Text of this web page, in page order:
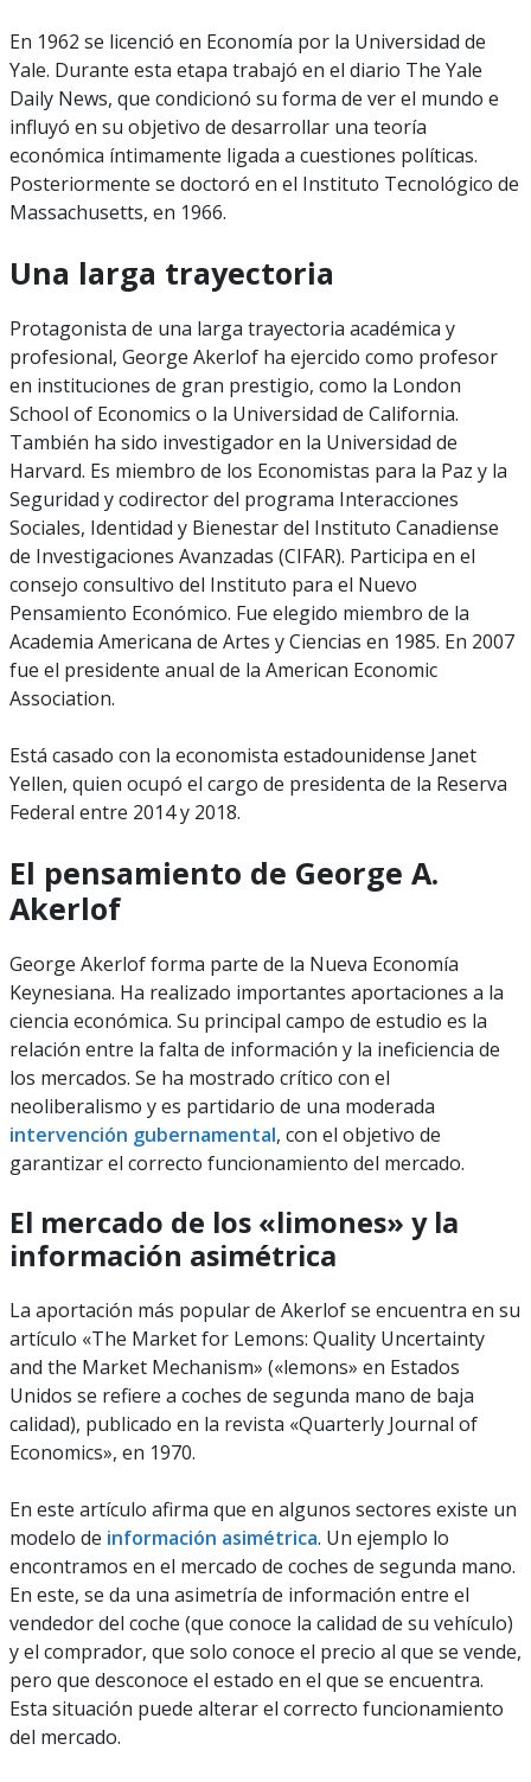
En 1962 se licenció en Economía por la Universidad de
Yale. Durante esta etapa trabajó en el diario The Yale
Daily News, que condicionó su forma de ver el mundo e
influyó en su objetivo de desarrollar una teoría
económica íntimamente ligada a cuestiones políticas.
Posteriormente se doctoró en el Instituto Tecnológico de
Massachusetts, en 1966.
Una larga trayectoria
Protagonista de una larga trayectoria académica y
profesional, George Akerlof ha ejercido como profesor
en instituciones de gran prestigio, como la London
School of Economics o la Universidad de California.
También ha sido investigador en la Universidad de
Harvard. Es miembro de los Economistas para la Paz y la
Seguridad y codirector del programa Interacciones
Sociales, Identidad y Bienestar del Instituto Canadiense
de Investigaciones Avanzadas (CIFAR). Participa en el
consejo consultivo del Instituto para el Nuevo
Pensamiento Económico. Fue elegido miembro de la
Academia Americana de Artes y Ciencias en 1985. En 2007
fue el presidente anual de la American Economic
Association.
Está casado con la economista estadounidense Janet
Yellen, quien ocupó el cargo de presidenta de la Reserva
Federal entre 2014 y 2018.
El pensamiento de George A.
Akerlof
George Akerlof forma parte de la Nueva Economía
Keynesiana. Ha realizado importantes aportaciones a la
ciencia económica. Su principal campo de estudio es la
relación entre la falta de información y la ineficiencia de
los mercados. Se ha mostrado crítico con el
neoliberalismo y es partidario de una moderada
intervención gubernamental, con el objetivo de
garantizar el correcto funcionamiento del mercado.
El mercado de los «limones» y la
información asimétrica
La aportación más popular de Akerlof se encuentra en su
artículo «The Market for Lemons: Quality Uncertainty
and the Market Mechanism» («lemons» en Estados
Unidos se refiere a coches de segunda mano de baja
calidad), publicado en la revista «Quarterly Journal of
Economics», en 1970.
En este artículo afirma que en algunos sectores existe un
modelo de información asimétrica. Un ejemplo lo
encontramos en el mercado de coches de segunda mano.
En este, se da una asimetría de información entre el
vendedor del coche (que conoce la calidad de su vehículo)
y el comprador, que solo conoce el precio al que se vende,
pero que desconoce el estado en el que se encuentra.
Esta situación puede alterar el correcto funcionamiento
del mercado.